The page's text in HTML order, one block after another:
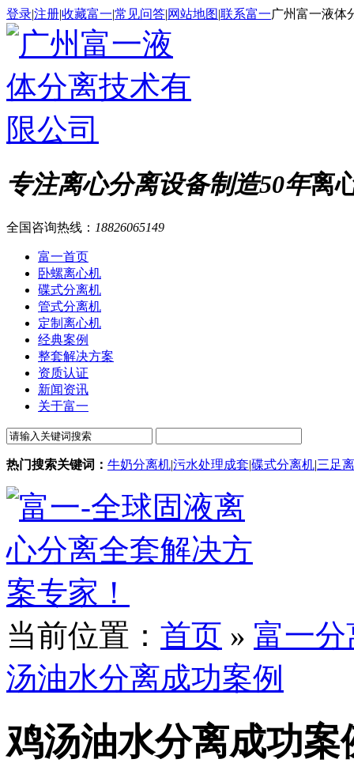
登录|注册|收藏富一|常见问答|网站地图|联系富一广州富一液体
专注离心分离设备制造50年离
全国咨询热线： 18826065149
富一首页
卧螺离心机
碟式分离机
管式分离机
定制离心机
经典案例
整套解决方案
资质认证
新闻资讯
关于富一
热门搜索关键词： 牛奶分离机|污水处理成套|碟式分离机|三足
当前位置： 首页 » 富一
汤油水分离成功案例
鸡汤油水分离成功案